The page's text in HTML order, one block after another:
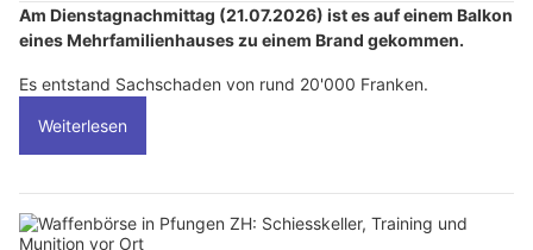
Am Dienstagnachmittag (21.07.2026) ist es auf einem Balkon
eines Mehrfamilienhauses zu einem Brand gekommen.
Es entstand Sachschaden von rund 20'000 Franken.
Weiterlesen